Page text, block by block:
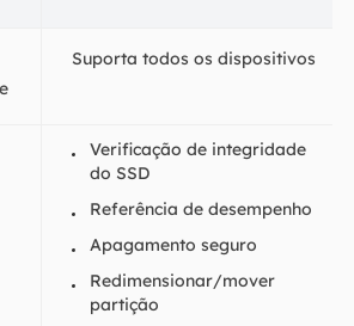
Suporta todos os dispositivos
Verificação de integridade
do SSD
Referência de desempenho
Apagamento seguro
Redimensionar/mover
partição